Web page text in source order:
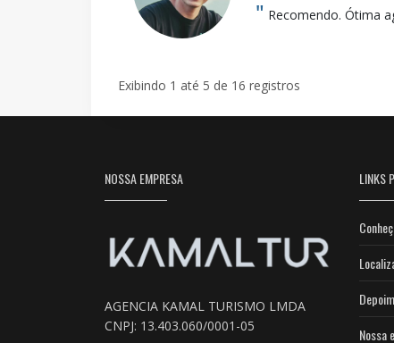
" Recomendo. Ótima
Exibindo 1 até 5 de 16 registros
NOSSA EMPRESA
AGENCIA KAMAL TURISMO LMDA
CNPJ: 13.403.060/0001-05
LINKS
Nossa